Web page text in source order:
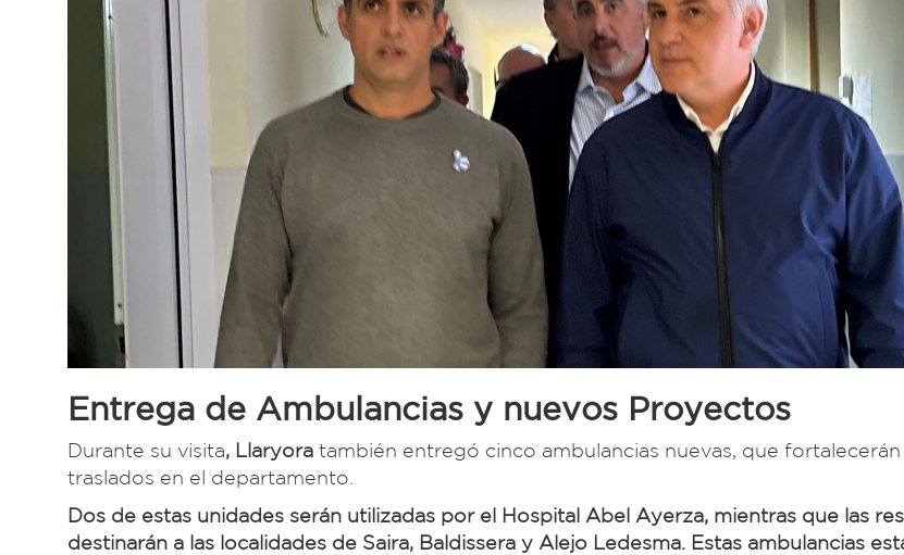
Entrega de Ambulancias y nuevos Proyectos
Durante su visita, Llaryora también entregó cinco ambulancias nuevas, que
traslados en el departamento.
Dos de estas unidades serán utilizadas por el Hospital Abel Ayerza, mientras que las
destinarán a las localidades de Saira, Baldissera y Alejo Ledesma. Estas ambulancias